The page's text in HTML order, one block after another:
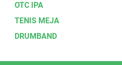
OTC IPA
TENIS MEJA
DRUMBAND